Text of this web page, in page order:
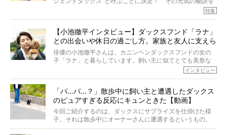
『Ta-Ta(タータ)』を作りました！
愛犬家の83％が「健康維持を実感した」と評判のTa-Ta(タ
ータ)。健康維持をめざす、すべてのダックスたちに、どう
か届きますように。
オーナーさんに伺うのが、特集『レジェンドダックスの肖
く」というオーナーさんのポリシーのもと、甘やかさずに
育てられ、18歳になるまで定期検査すらしたことがなかっ
たというココアくん。果たしてその長生きの秘訣とは。
特集
【小池徹平インタビュー】ダックスフンド「ラナ」
との出会いや休日の過ごし方。家族と友人に支えら
れてー
俳優の小池徹平さんは、カニンヘンダックスフンドの女の
子「ラナ」と暮らしています。飼い主に似てとても美形な
ラナは、現在８才。小池さんのインスタグラムでは、ラナ
と顔を寄せ合う写真も投稿されていて、ファンからは「ラ
ケメンから愛されているラナは、去年の誕生日に小池さん
からプレゼントしてもらったハーネスをつけて撮影に参加
してくれました。
インタビュー
「パ…パ…？」散歩中に飼い主と遭遇したダックス
のピュアすぎる反応にキュンときた【動画】
今回ご紹介するのは、ダックスにサプライズを仕掛けた様
子。それは散歩中にオーナーさんに遭遇するというもの。
戸惑って歩きを止めたり、すぐに気付いて追いかけたり、